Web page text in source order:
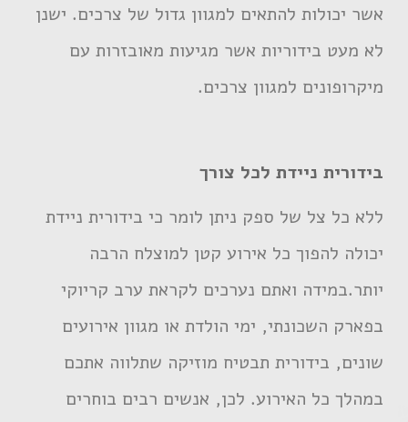
אשר יכולות להתאים למגוון גדול של צרכים. ישנן
לא מעט בידוריות אשר מגיעות מאובזרות עם
מיקרופונים למגוון צרכים.
בידורית ניידת לכל צורך
ללא כל צל של ספק ניתן לומר כי בידורית ניידת
יכולה להפוך כל אירוע קטן למוצלח הרבה
יותר.במידה ואתם נערכים לקראת ערב קריוקי
בפארק השכונתי, ימי הולדת או מגוון אירועים
שונים, בידורית תבטיח מוזיקה שתלווה אתכם
במהלך כל האירוע. לכן, אנשים רבים בוחרים